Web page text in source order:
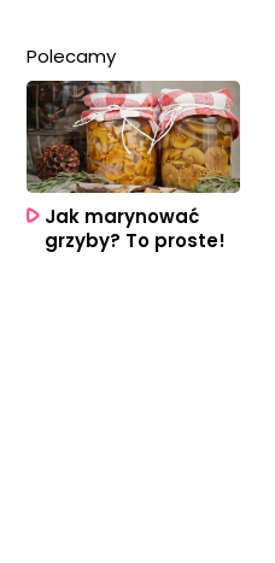
Polecamy
Jak marynować
grzyby? To proste!